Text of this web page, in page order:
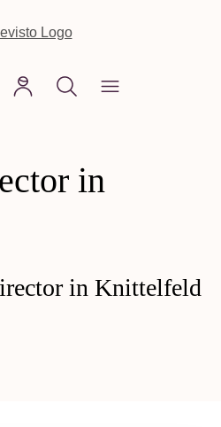
0 wishlist items
cart contains 0 items.
in
in Knittelfeld